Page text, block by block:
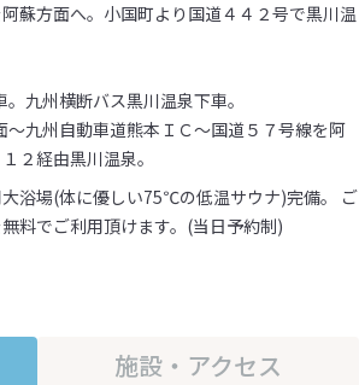
蘇方面へ。小国町より国道４４２号で黒川温
九州横断バス黒川温泉下車。
九州自動車道熊本ＩＣ～国道５７号線を阿
２経由黒川温泉。
浴場(体に優しい75℃の低温サウナ)完備。 ご
料でご利用頂けます。(当日予約制)
施設・アクセス